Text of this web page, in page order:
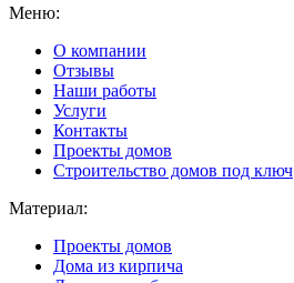
Меню:
О компании
Отзывы
Наши работы
Услуги
Контакты
Проекты домов
Строительство домов под ключ
Материал:
Проекты домов
Дома из кирпича